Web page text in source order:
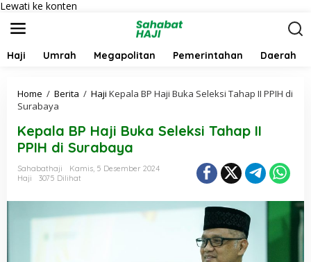
Lewati ke konten
Haji Umrah Megapolitan Pemerintahan Daerah
Home / Berita / Haji Kepala BP Haji Buka Seleksi Tahap II PPIH di
Surabaya
Kepala BP Haji Buka Seleksi Tahap II
PPIH di Surabaya
Sahabathaji
Kamis, 5 Desember 2024
Haji
3075 Dilihat